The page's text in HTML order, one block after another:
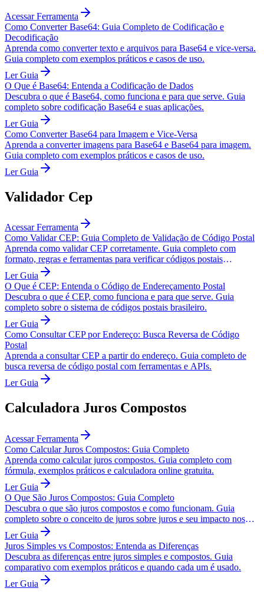
Acessar Ferramenta
Como Converter Base64: Guia Completo de Codificação e
Decodificação
Aprenda como converter texto e arquivos para Base64 e vice-versa.
Guia completo com exemplos práticos e casos de uso.
Ler Guia
O Que é Base64: Entenda a Codificação de Dados
Descubra o que é Base64, como funciona e para que serve. Guia
completo sobre codificação Base64 e suas aplicações.
Ler Guia
Como Converter Base64 para Imagem e Vice-Versa
Aprenda a converter imagens para Base64 e Base64 para imagem.
Guia completo com exemplos práticos e casos de uso.
Ler Guia
Validador Cep
Acessar Ferramenta
Como Validar CEP: Guia Completo de Validação de Código Postal
Aprenda como validar CEP corretamente. Guia completo com
formato, regras e ferramentas para verificar códigos postais
brasileiros.
Ler Guia
O Que é CEP: Entenda o Código de Endereçamento Postal
Descubra o que é CEP, como funciona e para que serve. Guia
completo sobre o sistema de códigos postais brasileiro.
Ler Guia
Como Consultar CEP por Endereço: Busca Reversa de Código
Postal
Aprenda a consultar CEP a partir do endereço. Guia completo de
busca reversa de código postal com ferramentas e APIs.
Ler Guia
Calculadora Juros Compostos
Acessar Ferramenta
Como Calcular Juros Compostos: Guia Completo
Aprenda como calcular juros compostos. Guia completo com
fórmula, exemplos práticos e calculadora online gratuita.
Ler Guia
O Que São Juros Compostos: Guia Completo
Descubra o que são juros compostos e como funcionam. Guia
completo sobre o conceito de juros sobre juros e seu impacto nos
investimentos.
Ler Guia
Juros Simples vs Compostos: Entenda as Diferenças
Descubra as diferenças entre juros simples e compostos. Guia
comparativo com exemplos práticos e quando cada um é usado.
Ler Guia